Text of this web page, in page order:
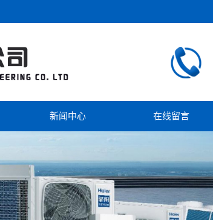
新闻中心
行业新闻
在线留言